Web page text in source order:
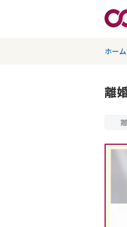
ホーム
離